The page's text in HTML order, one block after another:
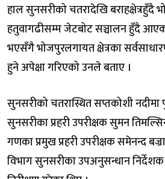
हाल सुनसरीको चतरादेखि बराहक्षेत्रहुँदै
हतुवागढीसम्म जेटबोट सञ्चालन हुँदै
भएसँगै भोजपुरलगायत क्षेत्रका
हुने अपेक्षा गरिएको उनले बताए ।
सुनसरीको चतरास्थित सप्तकोशी नदीमा
सुनसरीका प्रहरी उपरीक्षक सुमन
गणका प्रमुख प्रहरी उपरीक्षक समेनन्द
विभाग सुनसरीका उपअनुसन्धान